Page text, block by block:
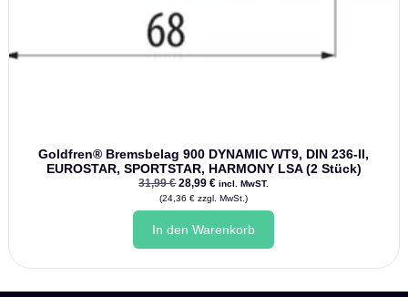
Goldfren® Bremsbelag 900 DYNAMIC WT9, DIN 236-II,
EUROSTAR, SPORTSTAR, HARMONY LSA (2 Stück)
31,99€Ursprünglicher
Preis
war:
31,99 €
28,99€Aktueller
Preis
ist:
28,99 €.
incl. MwST.
(24,36€ zzgl. MwSt.)
In den Warenkorb